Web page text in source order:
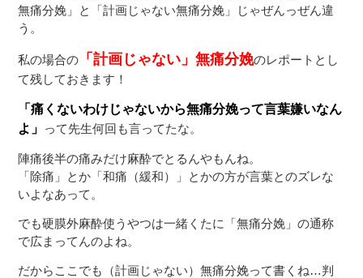
無痛分娩」と「計画じゃない無痛分娩」じゃぜんっぜん違
う。
私の場合の 「計画じゃない」無痛分娩のレポートとし
て残しておきます！
「痛くないわけじゃないから無痛分娩って言葉嫌いなん
よ」 って先生何回も言ってたな。
陣痛後半の痛みだけ麻酔でとるんやもんね。
「除痛」とか「和痛（緩和）」とかの方が言葉とのズレな
いよなあって。
でも硬膜外麻酔使うやつは一緒くたに「無痛分娩」の通称
で広まってんのよね。
だからここでも（計画じゃない）無痛分娩って書くね…判